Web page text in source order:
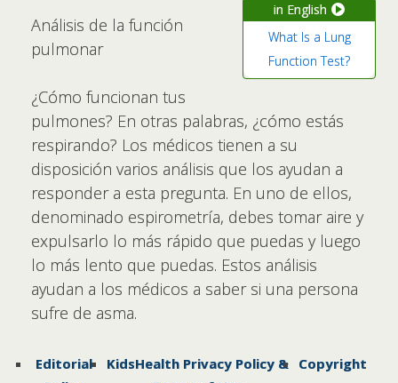
in English
What Is a Lung
Function Test?
Análisis de la función
pulmonar
¿Cómo funcionan tus
pulmones? En otras palabras, ¿cómo estás
respirando? Los médicos tienen a su
disposición varios análisis que los ayudan a
responder a esta pregunta. En uno de ellos,
denominado espirometría, debes tomar aire y
expulsarlo lo más rápido que puedas y luego
lo más lento que puedas. Estos análisis
ayudan a los médicos a saber si una persona
sufre de asma.
Editorial
KidsHealth Privacy Policy & Copyright